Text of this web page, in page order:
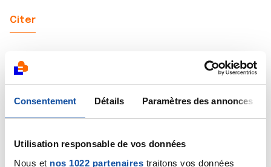
Consentement Détails Paramètres des annonces
Utilisation responsable de vos données
Nous et nos 1022 partenaires traitons vos données
Citer
cerise
20/10/2016 - 18:09